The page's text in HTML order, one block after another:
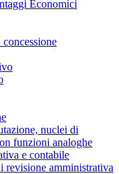
Economici
nuclei di
funzioni analoghe
e contabile
revisione amministrativa